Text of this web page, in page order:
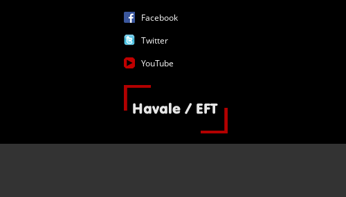
Facebook
Twitter
YouTube